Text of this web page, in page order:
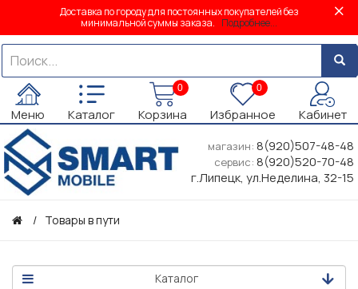
Доставка по городу для постоянных покупателей без
минимальной суммы заказа. Подробнее...
Меню Каталог
0
Корзина
0
Избранное Кабинет
магазин: 8(920)507-48-48
сервис: 8(920)520-70-48
г.Липецк, ул.Неделина, 32-15
Товары в пути
Каталог